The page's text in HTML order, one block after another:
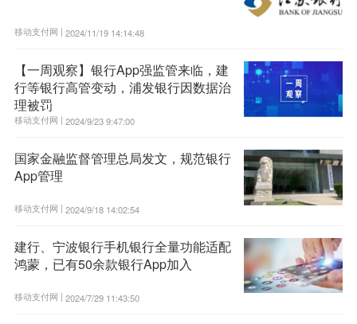
移动支付网 | 2024/11/19 14:14:48
【一周观察】银行App强监管来临，建
行等银行高管变动，浦发银行因数据治
理被罚
移动支付网 | 2024/9/23 9:47:00
国家金融监督管理总局发文，规范银行
App管理
移动支付网 | 2024/9/18 14:02:54
建行、宁波银行手机银行全量功能适配
鸿蒙，已有50余款银行App加入
移动支付网 | 2024/7/29 11:43:50